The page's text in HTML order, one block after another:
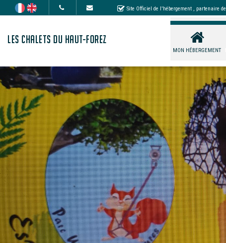
Site Officiel de l'hébergement , partenaire de
LES CHALETS DU HAUT-FOREZ
MON HÉBERGEMENT